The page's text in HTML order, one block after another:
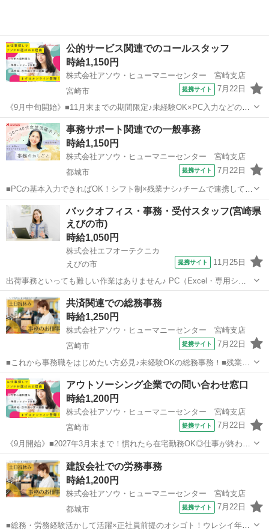
公的サービス関連でのコールスタッフ
時給1,150円
株式会社アソウ・ヒューマニーセンター 宮崎支店
宮崎市
提携サイト 7月22日
《9月中旬開始》■11月末までの期間限定♪未経験OK×PC入力などの基
本操作ができれば大丈夫！特別な知識やスキルは不要×自治体問合せ窓
口のオシゴト■17:30定時×基本残業ナシ♪土日祝日お休みでワークライ
フバランスもバッチリ...
宮崎 宮崎市 電話対応
事務サポート関連での一般事務
時給1,150円
株式会社アソウ・ヒューマニーセンター 宮崎支店
都城市
提携サイト 7月22日
■PCの基本入力できればOK！シフト制×残業ナシ♪チームで連携して進
めるコツコツ事務ワーク■丁寧なレクチャーあり◎無理なく始められる
安心のサポート体制■都城駅から徒歩圏内×車通勤OK＆無料駐車場あ
り！服装・髪色・ネイル自由♪...
宮崎 一般事務
バックオフィス・事務・受付スタッフ(宮崎県
えびの市)
時給1,050円
株式会社エフオーテクニカ
えびの市
提携サイト 11月25日
出荷事務といっても難しい作業はありません♪ PC（Excel・専用シス
テム）での入力が中心なので、基本的な操作ができれば大丈夫? 宮崎
県でお仕事をお探しの方へ ☆他にもたくさんのお仕事のご紹介が可能
です！！☆ 【 職種例 ...
宮崎 えびの市 一般事務
共済関連での総務事務
時給1,250円
株式会社アソウ・ヒューマニーセンター 宮崎支店
宮崎市
提携サイト 7月22日
■これから事務職をはじめたい方必見♪未経験OKの総務事務！■残業ナ
シ♪17：15で定時退社×土日祝休みでワークライフバランスも充実◎■
選べる通勤手段！車通勤相談OK×「税務署前」バス停から徒歩1分×宮
崎駅から徒歩9分！ 【...
宮崎 宮崎市 一般事務
アウトソーシング企業での問い合わせ窓口
時給1,200円
株式会社アソウ・ヒューマニーセンター 宮崎支店
宮崎市
提携サイト 7月22日
《9月開始》■2027年3月末まで！慣れたら在宅勤務OK◎仕事が終わっ
たらスグ趣味や家事の時間■未経験者歓迎＊宮崎駅から徒歩1分◎土日
休×残業2h/月と少な目■専用窓口だからアレコレ覚える必要ナシ！頼れ
るベテランも多く、安心...
宮崎 宮崎市 一般事務
建設会社での労務事務
時給1,200円
株式会社アソウ・ヒューマニーセンター 宮崎支店
都城市
提携サイト 7月22日
■総務・労務経験活かして活躍×正社員前提のオシゴト！ウレシイ年3